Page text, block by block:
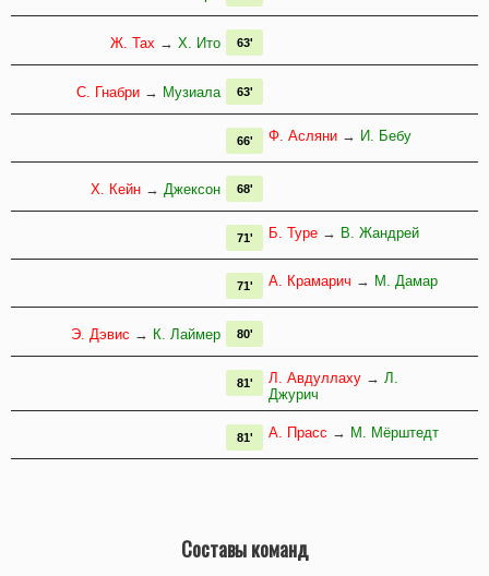
Ж. Тах → Х. Ито 63'
С. Гнабри → Музиала 63'
Ф. Асляни → И. Бебу
66'
Х. Кейн → Джексон 68'
Б. Туре → В. Жандрей
71'
А. Крамарич → М. Дамар
71'
Э. Дэвис → К. Лаймер 80'
Л. Авдуллаху → Л.
Джурич
81'
А. Прасс → М. Мёрштедт
81'
Составы команд